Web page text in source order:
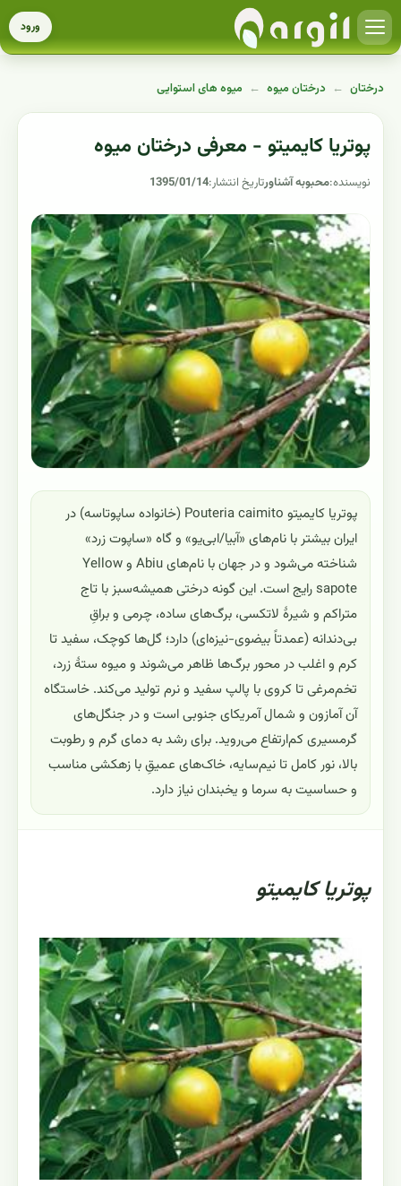
ورود
درختان ← درختان میوه ← میوه های استوایی
پوتریا کایمیتو - معرفی درختان میوه
نویسنده:محبوبه آشناورتاریخ انتشار:1395/01/14
پوتریا کایمیتو Pouteria caimito (خانواده ساپوتاسه) در
ایران بیشتر با نام‌های «آبیا/ابی‌یو» و گاه «ساپوت زرد»
شناخته می‌شود و در جهان با نام‌های Abiu و Yellow
sapote رایج است. این گونه درختی همیشه‌سبز با تاج
متراکم و شیرهٔ لاتکسی، برگ‌های ساده، چرمی و براقِ
بی‌دندانه (عمدتاً بیضوی-نیزه‌ای) دارد؛ گل‌ها کوچک، سفید تا
کرم و اغلب در محور برگ‌ها ظاهر می‌شوند و میوه ستهٔ زرد،
تخم‌مرغی تا کروی با پالپ سفید و نرم تولید می‌کند. خاستگاه
آن آمازون و شمال آمریکای جنوبی است و در جنگل‌های
گرمسیری کم‌ارتفاع می‌روید. برای رشد به دمای گرم و رطوبت
بالا، نور کامل تا نیم‌سایه، خاک‌های عمیقِ با زهکشی مناسب
و حساسیت به سرما و یخبندان نیاز دارد.
پوتریا کایمیتو